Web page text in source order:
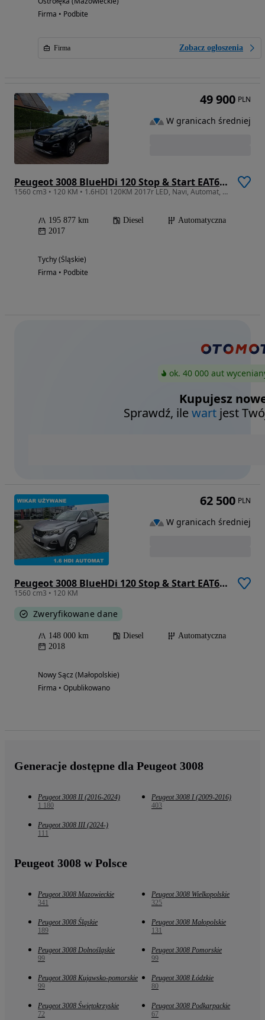
Firma • Podbite
Firma Zobacz ogłoszenia
Peugeot 3008 BlueHDi 120 Stop & Start EAT6 Active
1560 cm3 • 120 KM • 1.6HDI 120KM 2017r LED, Navi, Automat, Kamera 360
195 877 km Diesel
Automatyczna
2017
Tychy (Śląskie)
Firma • Podbite
49 900 PLN
W granicach średniej
ok. 40 000 aut
Kupujesz
Sprawdź, ilewart jest
Peugeot 3008 BlueHDi 120 Stop & Start EAT6 Active
1560 cm3 • 120 KM
Zweryfikowane dane
148 000 km Diesel
Automatyczna
2018
Nowy Sącz (Małopolskie)
Firma • Opublikowano
62 500 PLN
W granicach średniej
Generacje dostępne dla Peugeot 3008
Peugeot 3008 II (2016-2024)
1 180
Peugeot 3008 I (2009-2016)
403
Peugeot 3008 III (2024-)
111
Peugeot 3008 w Polsce
Peugeot 3008 Mazowieckie
341
Peugeot 3008 Wielkopolskie
325
Peugeot 3008 Śląskie
189
Peugeot 3008 Małopolskie
131
Peugeot 3008 Dolnośląskie
99
Peugeot 3008 Pomorskie
99
Peugeot 3008 Kujawsko-pomorskie
99
Peugeot 3008 Łódzkie
80
Peugeot 3008 Świętokrzyskie
72
Peugeot 3008 Podkarpackie
67